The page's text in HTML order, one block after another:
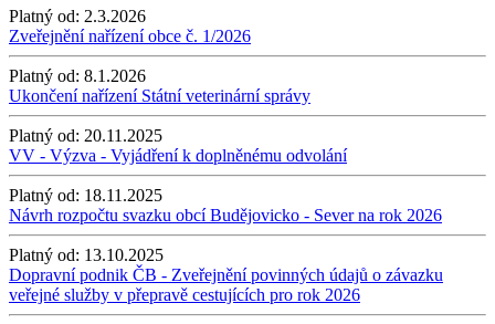
Platný od: 2.3.2026
Zveřejnění nařízení obce č. 1/2026
Platný od: 8.1.2026
Ukončení nařízení Státní veterinární správy
Platný od: 20.11.2025
VV - Výzva - Vyjádření k doplněnému odvolání
Platný od: 18.11.2025
Návrh rozpočtu svazku obcí Budějovicko - Sever na rok 2026
Platný od: 13.10.2025
Dopravní podnik ČB - Zveřejnění povinných údajů o závazku
veřejné služby v přepravě cestujících pro rok 2026